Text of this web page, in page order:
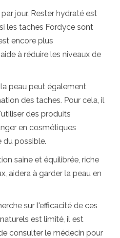
jour. Rester hydraté est
les taches Fordyce sont
encore plus
à réduire les niveaux de
peau peut également
des taches. Pour cela, il
des produits
en cosmétiques
du possible.
saine et équilibrée, riche
aidera à garder la peau en
sur l'efficacité de ces
est limité, il est
consulter le médecin pour